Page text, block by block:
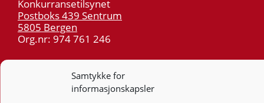
Samtykke for
informasjonskapsler
Konkurransetilsynet
Postboks 439 Sentrum
5805 Bergen
Org.nr: 974 761 246
55 59 75 00
post@kt.no